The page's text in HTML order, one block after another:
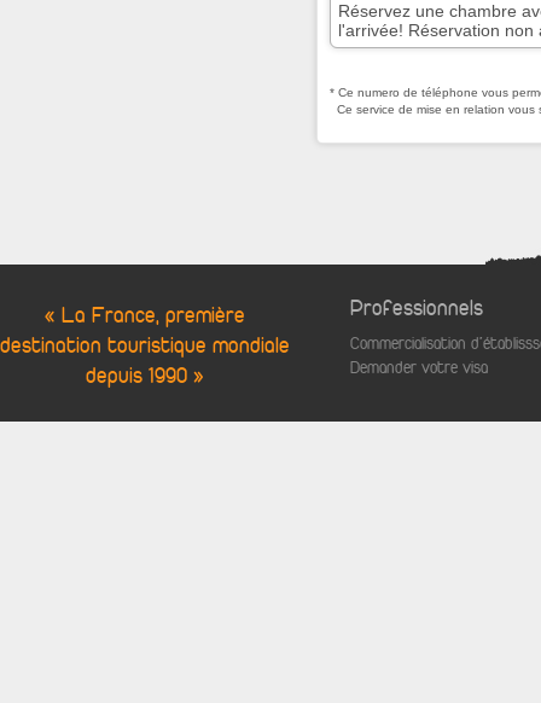
Réservez une chambre
l'arrivée! Réservation
* Ce numero de téléphone vous
Ce service de mise en relation
« La France, première
destination touristique mondiale
depuis 1990 »
Professionnels
Commercialisation
Demander votre visa